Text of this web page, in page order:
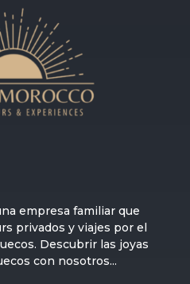
empresa familiar que
privados y viajes por el
Descubrir las joyas
con nosotros...